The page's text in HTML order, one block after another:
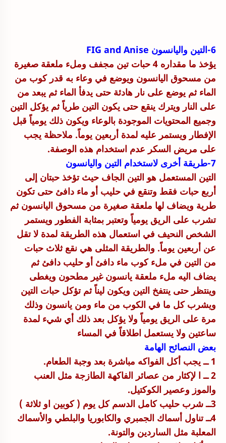
6-التين واليانسون FIG and Anise
يؤخذ ما مقداره 4 حبات تين مجفف وملء ملعقة صغيرة
من مسحوق اليانسون ويوضع في وعاء به قدر كوب من
الماء ثم يوضع على نار هادئة حتى يدفأ الماء ثم يبعد من
على النار ويترك ينقع حتى يكون التين طرياً ثم يؤكل التين
وجميع المحتويات الموجودة بالوعاء ويكون ذلك يومياً قبل
الإفطار ويستمر عليه لمدة أربعين يوماً. ملاحظة يجب
على مريض السكر عدم استخدام هذه الوصفة.
7- طريقة أخرى لاستخدام التين واليانسون
التين المستعمل هو التين الجاف حيث تؤخذ حبتان إلى
أربع حبات فقط وتنقع في حليب أو ماء دافئ حتى تكون
طرية ويضاف لها ملعقة صغيرة من مسحوق اليانسون ثم
تشرب على الريق يومياً وتعتبر بمثابة الفطور ويستمر
الشخص النحيف في استعمال هذه الطريقة لمدة لا تقل
عن أربعين يوماً. والطريقة المثلى هي نقع ثلاث حبات
من التين في ملء كوب ماء دافئ أو حليب دافئ ثم
يضاف اليه ملء ملعقة يانسون غير مطحون ويغطى
وينتظر حتى ينتفخ التين ويكون ليناً ثم تؤكل حبات التين
ويشرب كل ما في الكوب من ماء ومن يانسون وذلك
مرة على الريق يومياً ولا يؤكل بعد ذلك أي شيء لمدة
ساعتين ولا يستعمل اطلاقاً في المساء
بعض النصائح الهامة
1 ــ يجب أكل الفواكه مباشرة بعد وجبة الطعام.
2 ــ ا لإكثار من عصائر الفاكهة الطازجة مثل العنب
والموز وعصير الكوكتيل.
3ــ شرب حليب كامل الدسم كل يوم ( كوبين او ثلاثة )
4ــ تناول أسماك الجمبري والكابوريا والبلطي والأسماك
المعلبة مثل الساردين والتونة.